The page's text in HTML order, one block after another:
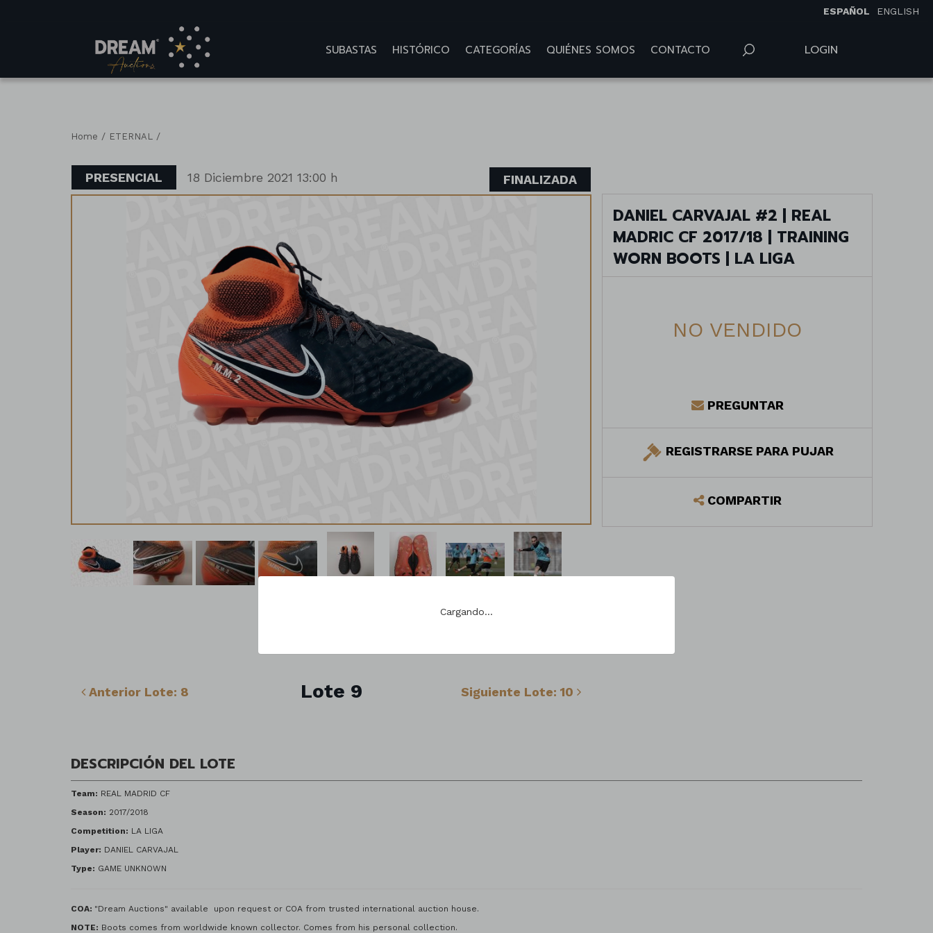
Cargando...
ESPAÑOL ENGLISH
SUBASTAS HISTÓRICO CATEGORÍAS QUIÉNES SOMOS CONTACTO LOGIN
Home / ETERNAL /
PRESENCIAL 18 Diciembre 2021 13:00 h FINALIZADA
Anterior Lote: 8 Lote 9 Siguiente Lote: 10
DANIEL CARVAJAL #2 | REAL
MADRIC CF 2017/18 | TRAINING
WORN BOOTS | LA LIGA
NO VENDIDO
PREGUNTAR
REGISTRARSE PARA PUJAR
COMPARTIR
DESCRIPCIÓN DEL LOTE
Team: REAL MADRID CF
Season: 2017/2018
Competition: LA LIGA
Player: DANIEL CARVAJAL
Type: GAME UNKNOWN
COA: "Dream Auctions" available upon request or COA from trusted international auction house.
NOTE: Boots comes from worldwide known collector. Comes from his personal collection.